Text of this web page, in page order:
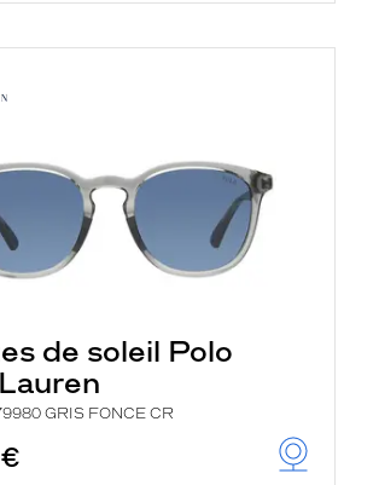
de soleil Polo
GRIS FONCE CR